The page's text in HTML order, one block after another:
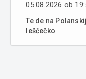
05.08.2026 ob
Te de na
leščečko